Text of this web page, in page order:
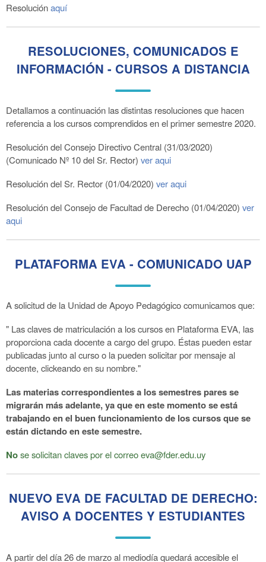
Resoluciónaquí
RESOLUCIONES, COMUNICADOS E
INFORMACIÓN - CURSOS A DISTANCIA
Detallamos a continuación las distintas resoluciones que hacen
referencia a los cursos comprendidos en el primer semestre 2020.
Resolución del Consejo Directivo Central (31/03/2020)
(Comunicado Nº 10 del Sr. Rector) ver aqui
Resolución del Sr. Rector (01/04/2020) ver aqui
Resolución del Consejo de Facultad de Derecho (01/04/2020) ver
aqui
PLATAFORMA EVA - COMUNICADO UAP
A solicitud de la Unidad de Apoyo Pedagógico comunicamos que:
" Las claves de matriculación a los cursos en Plataforma EVA, las
proporciona cada docente a cargo del grupo. Éstas pueden estar
publicadas junto al curso o la pueden solicitar por mensaje al
docente, clickeando en su nombre."
Las materias correspondientes a los semestres pares se
migrarán más adelante, ya que en este momento se está
trabajando en el buen funcionamiento de los cursos que se
están dictando en este semestre.
Nose solicitan claves por el correo eva@fder.edu.uy
NUEVO EVA DE FACULTAD DE DERECHO:
AVISO A DOCENTES Y ESTUDIANTES
A partir del día 26 de marzo al mediodía quedará accesible el